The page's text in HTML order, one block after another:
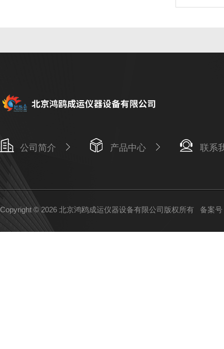
公司简介 产品中心 联系
Copyright © 2026 北京鸿鸥成运仪器设备有限公司版权所有 备案号